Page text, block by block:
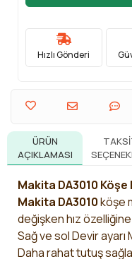
Hızlı Gönderi
ÜRÜN
AÇIKLAMASI
Makita DA3010
Makita DA3010köşe
değişken hız
Sağ ve sol Devir
Daha rahat tutuş